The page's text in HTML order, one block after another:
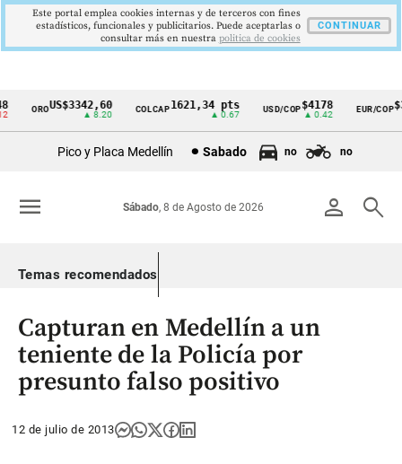
Cintillo
Colombia
OROUS$3342,60
▲ 8.20
COLCAP1621,34 pts
▲ 0.67
USD/COP$4178
▲ 0.42
EUR/COP
Pico y Placa Medellín Sabado no no
person search
Sábado, 8 de Agosto de 2026
menu
Temas recomendados
Capturan en Medellín a un
teniente de la Policía por
presunto falso positivo
12 de julio de 2013
Este portal emplea cookies internas y de terceros con fines
estadísticos, funcionales y publicitarios. Puede aceptarlas o
consultar más en nuestra politica de cookies
CONTINUAR